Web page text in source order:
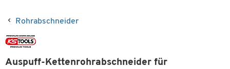
Rohrabschneider
Auspuff-Kettenrohrabschneider für